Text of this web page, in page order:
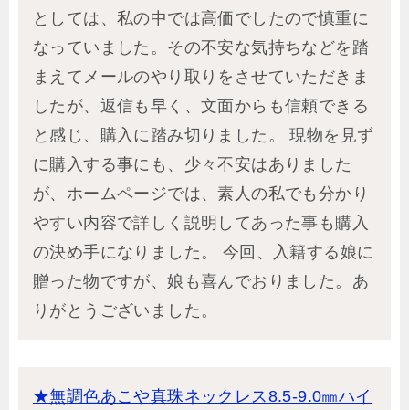
としては、私の中では高価でしたので慎重に
なっていました。その不安な気持ちなどを踏
まえてメールのやり取りをさせていただきま
したが、返信も早く、文面からも信頼できる
と感じ、購入に踏み切りました。 現物を見ず
に購入する事にも、少々不安はありました
が、ホームページでは、素人の私でも分かり
やすい内容で詳しく説明してあった事も購入
の決め手になりました。 今回、入籍する娘に
贈った物ですが、娘も喜んでおりました。あ
りがとうございました。
★無調色あこや真珠ネックレス8.5-9.0㎜ハイ